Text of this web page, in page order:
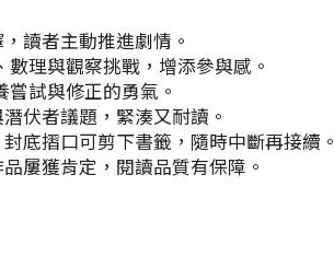
讀者主動推進劇情。
理與觀察挑戰，增添參與感。
試與修正的勇氣。
伏者議題，緊湊又耐讀。
底摺口可剪下書籤，隨時中斷再接續。
屢獲肯定，閱讀品質有保障。